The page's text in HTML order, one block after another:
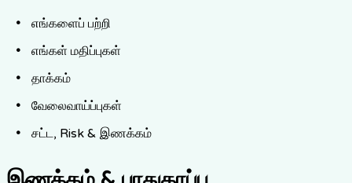
எங்களைப் பற்றி
எங்கள் மதிப்புகள்
தாக்கம்
வேலைவாய்ப்புகள்
சட்ட, Risk & இணக்கம்